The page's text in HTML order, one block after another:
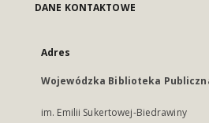
DANE KONTAKTOWE
Adres
Wojewódzka Biblioteka
im. Emilii Sukertowej-Biedrawiny